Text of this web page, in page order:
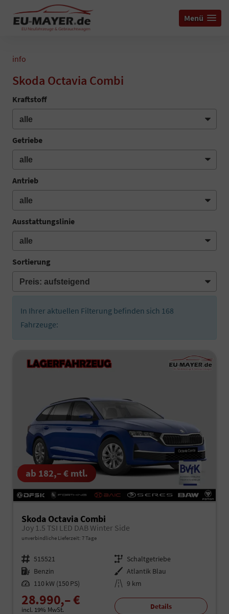
Menü
info
Skoda Octavia Combi
Kraftstoff
Getriebe
Antrieb
Ausstattungslinie
Sortierung
In Ihrer aktuellen Filterung befinden sich 168
Fahrzeuge:
ab 182,– € mtl.
Skoda Octavia Combi
Joy 1.5 TSI LED DAB Winter Side
unverbindliche Lieferzeit: 7 Tage
Fahrzeugnr. 515521 Getriebe Schaltgetriebe
Kraftstoff Benzin Außenfarbe Atlantik Blau
Leistung 110 kW (150 PS) Kilometerstand 9 km
28.990,– €
incl. 19% MwSt. Details